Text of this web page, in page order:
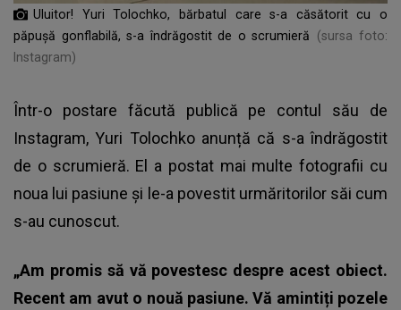
Uluitor! Yuri Tolochko, bărbatul care s-a căsătorit cu o
păpușă gonflabilă, s-a îndrăgostit de o scrumieră
(sursa foto:
Instagram)
Într-o postare făcută publică pe contul său de
Instagram, Yuri Tolochkoanunță că s-a îndrăgostit
de o scrumieră. El a postat mai multe fotografii cu
noua lui pasiune și le-a povestit urmăritorilor săi cum
s-au cunoscut.
„Am promis să vă povestesc despre acest obiect.
Recent am avut o nouă pasiune. Vă amintiți pozele